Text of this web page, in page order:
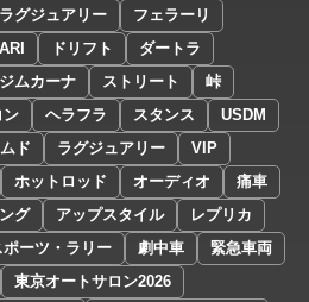
ラグジュアリー
フェラーリ
ドリフト
ダートラ
ジムカーナ ストリート
峠
ン ヘラフラ スタンス
USDM
ド ラグジュアリー
VIP
ホットロッド オーディオ
痛車
グ アップスタイル
レプリカ
ーツ・ラリー 劇中車
緊急車両
東京オートサロン2026